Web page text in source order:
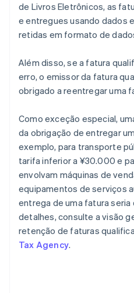
de Livros Eletrônicos, as
e entregues usando dados
retidas em formato de
Além disso, se a fatura
erro, o emissor da fatura
obrigado a reentregar uma
Como exceção especial,
da obrigação de entregar
exemplo, para transporte
tarifa inferior a ¥30.000 e
envolvam máquinas de
equipamentos de serviços
entrega de uma fatura seria
detalhes, consulte a visão
retenção de faturas
Tax Agency.